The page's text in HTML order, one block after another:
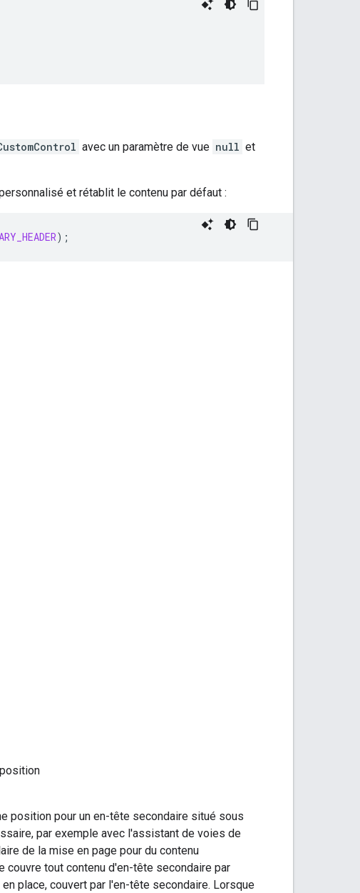
avec un paramètre de vue null et
et rétablit le contenu par défaut :
);
position pour un en-tête secondaire situé sous
par exemple avec l'assistant de voies de
de la mise en page pour du contenu
couvre tout contenu d'en-tête secondaire par
place, couvert par l'en-tête secondaire. Lorsque